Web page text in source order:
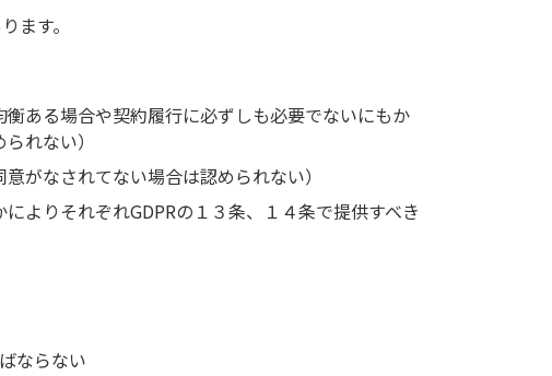
ます。
ある場合や契約履行に必ずしも必要でないにもか
れない）
がなされてない場合は認められない）
よりそれぞれGDPRの１３条、１４条で提供すべき
ならない